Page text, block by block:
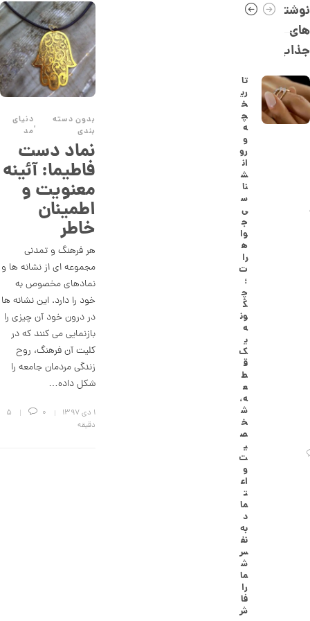
بدون دسته
بندی
,دنیای
مد
نماد دست
فاطیما: آئینه
معنویت و
اطمینان
خاطر
هر فرهنگ و تمدنی
مجموعه ای از نشانه ها و
نمادهای مخصوص به
خود را دارد. این نشانه ها
در درون خود آن چیزی را
بازنمایی می کنند که در
کلیت آن فرهنگ، روح
زندگی مردمان جامعه را
شکل داده…
۱ دی ۱۳۹۷ 0
5
دقیقه
نوشته
های
جذاب
تا
ری
خ
چ
ه
و
رو
ان
ش
نا
س
ی
ج
وا
ه
را
ت
؛
چ
گ
ون
ه
ی
ک
ق
ط
ع
ه،
ش
خ
ص
ی
ت
و
اع
ت
ما
د
به
نف
س
ش
ما
را
فا
ش
,
5
0
0
0
ت
و
م
ا
ن
ن
گ
ش
ت
ر
ط
ل
ا
ا
ز
ک
ا
ک
ش
ن
م
ی
ن
ی
م
ا
ل
ط
ر
ح
ه